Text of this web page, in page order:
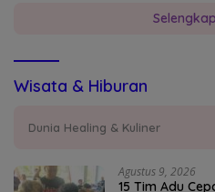
Wisata & Hiburan
Dunia Healing & Kuliner
Agustus 9, 2026
15 Tim Adu